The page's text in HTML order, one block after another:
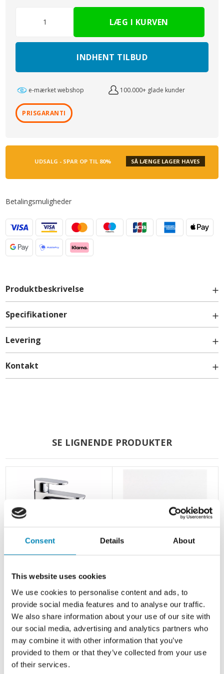
Consent Details About
This website uses cookies
We use cookies to personalise content and ads, to
provide social media features and to analyse our traffic.
We also share information about your use of our site with
our social media, advertising and analytics partners who
may combine it with other information that you’ve
provided to them or that they’ve collected from your use
of their services.
INDHENT TILBUD
e-mærket webshop 100.000+ glade kunder
PRISGARANTI
UDSALG - SPAR OP TIL 80% SÅ LÆNGE LAGER HAVES
Betalingsmuligheder
Produktbeskrivelse
Specifikationer
Levering
Kontakt
SE LIGNENDE PRODUKTER
956,00 DKK